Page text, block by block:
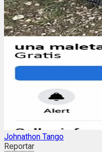
Johnathon Tango
Reportar